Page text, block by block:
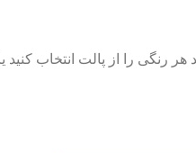
هر رنگی را از پالت انتخاب